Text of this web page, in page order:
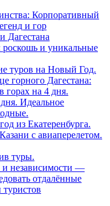
Корпоративный
и гор
Дагестана
роскошь и уникальные
туров на Новый Год.
горного Дагестана:
горах на 4 дня.
Идеальное
из Екатеренбурга.
с авиаперелетом.
туры.
независимости —
отдалённые
туристов